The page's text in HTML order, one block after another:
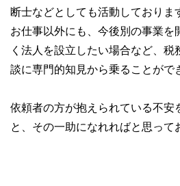
断士などとしても活動しておりま
お仕事以外にも、今後別の事業を
く法人を設立したい場合など、税
談に専門的知見から乗ることがで
依頼者の方が抱えられている不安
と、その一助になれればと思って